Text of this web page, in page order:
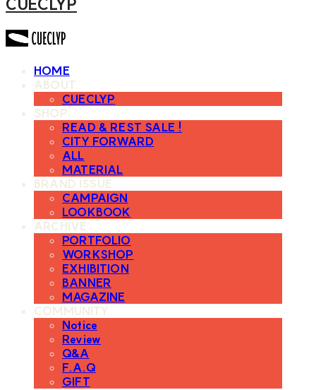
CUECLYP
HOME
ABOUT
CUECLYP
SHOP
READ & REST SALE !
CITY FORWARD
ALL
MATERIAL
BRAND ISSUE
CAMPAIGN
LOOKBOOK
ARCHIVE
PORTFOLIO
WORKSHOP
EXHIBITION
BANNER
MAGAZINE
COMMUNITY
Notice
Review
Q&A
F.A.Q
GIFT